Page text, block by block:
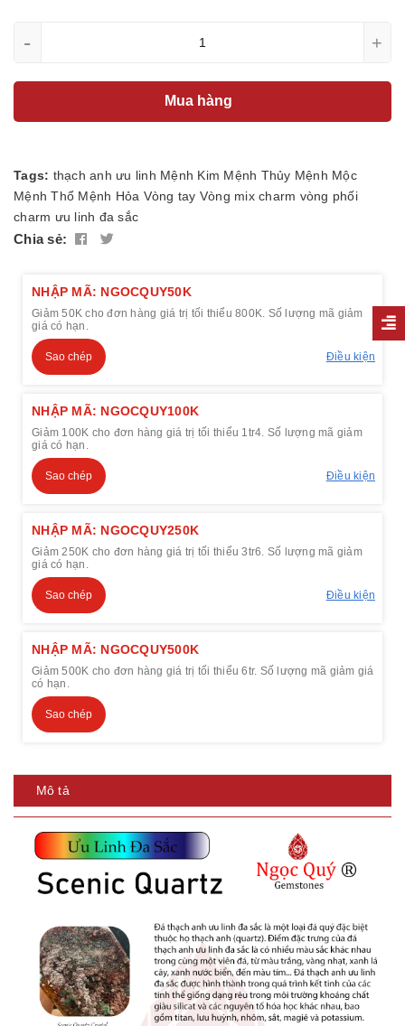
- +
Mua hàng
Tags: thạch anh ưu linh Mệnh Kim Mệnh Thủy Mệnh Mộc
Mệnh Thổ Mệnh Hỏa Vòng tay Vòng mix charm vòng phối
charm ưu linh đa sắc
Chia sẻ:
NHẬP MÃ: NGOCQUY50K
Giảm 50K cho đơn hàng giá trị tối thiểu 800K. Số lượng mã giảm
giá có hạn.
Sao chép Điều kiện
NHẬP MÃ: NGOCQUY100K
Giảm 100K cho đơn hàng giá trị tối thiểu 1tr4. Số lượng mã giảm
giá có hạn.
Sao chép Điều kiện
NHẬP MÃ: NGOCQUY250K
Giảm 250K cho đơn hàng giá trị tối thiểu 3tr6. Số lượng mã giảm
giá có hạn.
Sao chép Điều kiện
NHẬP MÃ: NGOCQUY500K
Giảm 500K cho đơn hàng giá trị tối thiểu 6tr. Số lượng mã giảm giá
có hạn.
Sao chép
Mô tả